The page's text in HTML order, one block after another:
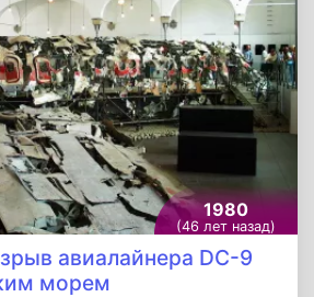
1980
(46 лет назад)
авиалайнера DC-9
морем